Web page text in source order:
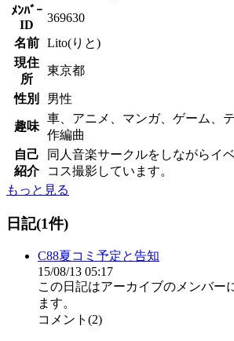
ﾒﾝﾊﾞｰ
ID
369630
名前
Lito(りと)
現住
所
東京都
性別 男性
趣味
車、アニメ、マンガ、ゲーム、
作編曲
自己
紹介
同人音楽サークルをしながらイ
コス撮影しています。
もっと見る
日記(1件)
C88夏コミ予定と告知
15/08/13 05:17
この日記はアーカイブのメンバー
ます。
コメント(2)